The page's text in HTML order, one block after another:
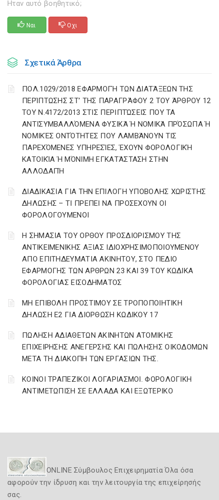
Ηταν αυτό βοηθητικό;
Ναι Οχι
Σχετικά Άρθρα
ΠΟΛ.1029/2018 ΕΦΑΡΜΟΓΉ ΤΩΝ ΔΙΑΤΆΞΕΩΝ ΤΗΣ
ΠΕΡΊΠΤΩΣΗΣ ΣΤ’ ΤΗΣ ΠΑΡΑΓΡΆΦΟΥ 2 ΤΟΥ ΆΡΘΡΟΥ 12
ΤΟΥ Ν.4172/2013 ΣΤΙΣ ΠΕΡΙΠΤΏΣΕΙΣ ΠΟΥ ΤΑ
ΑΝΤΙΣΥΜΒΑΛΛΌΜΕΝΑ ΦΥΣΙΚΆ Ή ΝΟΜΙΚΆ ΠΡΌΣΩΠΑ Ή
ΝΟΜΙΚΈΣ ΟΝΤΌΤΗΤΕΣ ΠΟΥ ΛΑΜΒΆΝΟΥΝ ΤΙΣ
ΠΑΡΕΧΌΜΕΝΕΣ ΥΠΗΡΕΣΊΕΣ, ΈΧΟΥΝ ΦΟΡΟΛΟΓΙΚΉ
ΚΑΤΟΙΚΊΑ Ή ΜΌΝΙΜΗ ΕΓΚΑΤΆΣΤΑΣΗ ΣΤΗΝ
ΑΛΛΟΔΑΠΉ
ΔΙΑΔΙΚΑΣΙΑ ΓΙΑ ΤΗΝ ΕΠΙΛΟΓΗ ΥΠΟΒΟΛΗΣ ΧΩΡΙΣΤΗΣ
ΔΗΛΩΣΗΣ – ΤΙ ΠΡΕΠΕΙ ΝΑ ΠΡΟΣΕΧΟΥΝ ΟΙ
ΦΟΡΟΛΟΓΟΥΜΕΝΟΙ
Η ΣΗΜΑΣΙΑ ΤΟΥ ΟΡΘΟΥ ΠΡΟΣΔΙΟΡΙΣΜΟΥ ΤΗΣ
ΑΝΤΙΚΕΙΜΕΝΙΚΗΣ ΑΞΙΑΣ ΙΔΙΟΧΡΗΣΙΜΟΠΟΙΟΥΜΕΝΟΥ
ΑΠΟ ΕΠΙΤΗΔΕΥΜΑΤΙΑ ΑΚΙΝΗΤΟΥ, ΣΤΟ ΠΕΔΙΟ
ΕΦΑΡΜΟΓΗΣ ΤΩΝ ΑΡΘΡΩΝ 23 ΚΑΙ 39 ΤΟΥ ΚΩΔΙΚΑ
ΦΟΡΟΛΟΓΙΑΣ ΕΙΣΟΔΗΜΑΤΟΣ
ΜΗ ΕΠΙΒΟΛΗ ΠΡΟΣΤΙΜΟΥ ΣΕ ΤΡΟΠΟΠΟΙΗΤΙΚΗ
ΔΗΛΩΣΗ Ε2 ΓΙΑ ΔΙΟΡΘΩΣΗ ΚΩΔΙΚΟΥ 17
ΠΩΛΗΣΗ ΑΔΙΑΘΕΤΩΝ ΑΚΙΝΗΤΩΝ ΑΤΟΜΙΚΗΣ
ΕΠΙΧΕΙΡΗΣΗΣ ΑΝΕΓΕΡΣΗΣ ΚΑΙ ΠΩΛΗΣΗΣ ΟΙΚΟΔΟΜΩΝ
ΜΕΤΑ ΤΗ ΔΙΑΚΟΠΗ ΤΩΝ ΕΡΓΑΣΙΩΝ ΤΗΣ.
ΚΟΙΝΟΙ ΤΡΑΠΕΖΙΚΟΙ ΛΟΓΑΡΙΑΣΜΟΙ. ΦΟΡΟΛΟΓΙΚΗ
ΑΝΤΙΜΕΤΩΠΙΣΗ ΣΕ ΕΛΛΑΔΑ ΚΑΙ ΕΞΩΤΕΡΙΚΟ
ONLINE Σύμβουλος Επιχειρηματία Όλα όσα
αφορούν την ίδρυση και την λειτουργία της επιχείρησής
σας.